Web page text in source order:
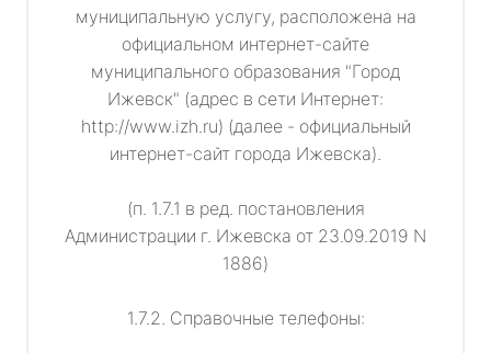
муниципальную услугу, расположена на
официальном интернет-сайте
муниципального образования "Город
Ижевск" (адрес в сети Интернет:
http://www.izh.ru) (далее - официальный
интернет-сайт города Ижевска).
(п. 1.7.1 в ред. постановления
Администрации г. Ижевска от 23.09.2019 N
1886)
1.7.2. Справочные телефоны: